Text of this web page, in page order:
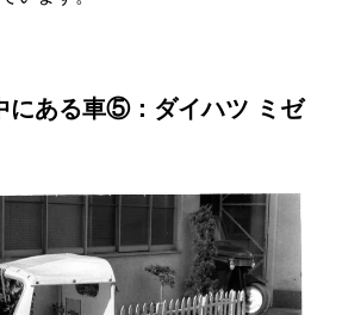
にある車⑤：ダイハツ ミゼ